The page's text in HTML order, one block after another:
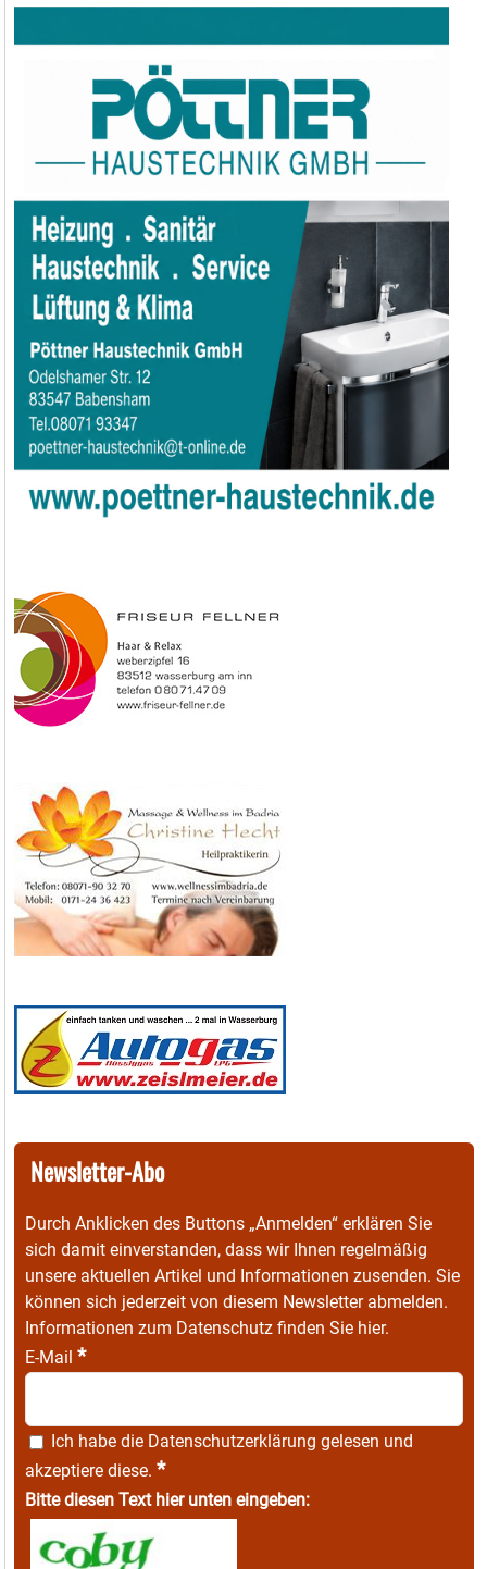
Newsletter-Abo
Durch Anklicken des Buttons „Anmelden“ erklären Sie
sich damit einverstanden, dass wir Ihnen regelmäßig
unsere aktuellen Artikel und Informationen zusenden. Sie
können sich jederzeit von diesem Newsletter abmelden.
Informationen zum Datenschutz finden Sie hier.
E-Mail *
Ich habe die Datenschutzerklärung gelesen und
akzeptiere diese. *
Bitte diesen Text hier unten eingeben: